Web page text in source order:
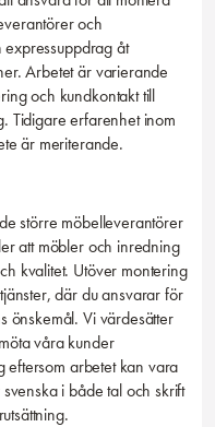
och
expressuppdrag åt
Arbetet är varierande
och kundkontakt till
Tidigare erfarenhet inom
är meriterande.
större möbelleverantörer
att möbler och inredning
kvalitet. Utöver montering
där du ansvarar för
önskemål. Vi värdesätter
våra kunder
eftersom arbetet kan vara
i både tal och skrift